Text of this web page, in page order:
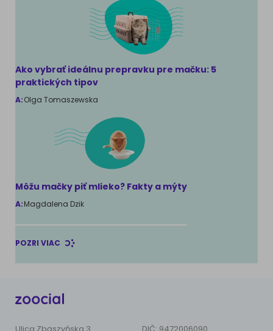
Ako vybrať ideálnu prepravku pre mačku: 5
praktických tipov
A:Olga Tomaszewska
Môžu mačky piť mlieko? Fakty a mýty
A:Magdalena Dzik
POZRI VIAC